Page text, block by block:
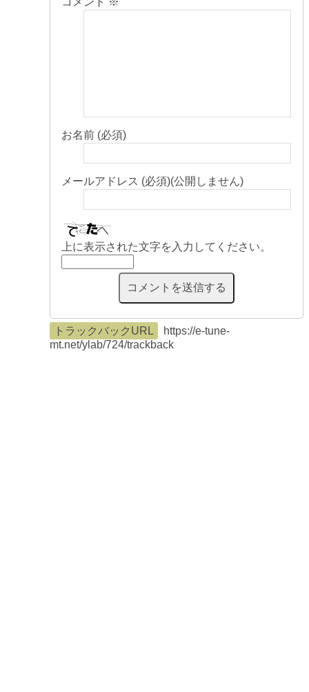
お名前 (必須)
メールアドレス (必須)(公開しません)
上に表示された文字を入力してください。
トラックバックURL
https://e-tune-
mt.net/ylab/724/trackback